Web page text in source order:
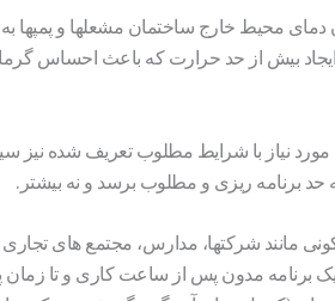
محیط خارج ساختمان مشعلها و پمپها
بیش از حد حرارت که باعث احساس
نیاز با شرایط مطلوب تعریف شده نیز
برنامه ریزی و مطلوب برسد و نه بیشتر.
مانند شرکتها، مدارس، مجتمع های
برنامه مدون پس از ساعت کاری و تا زمان